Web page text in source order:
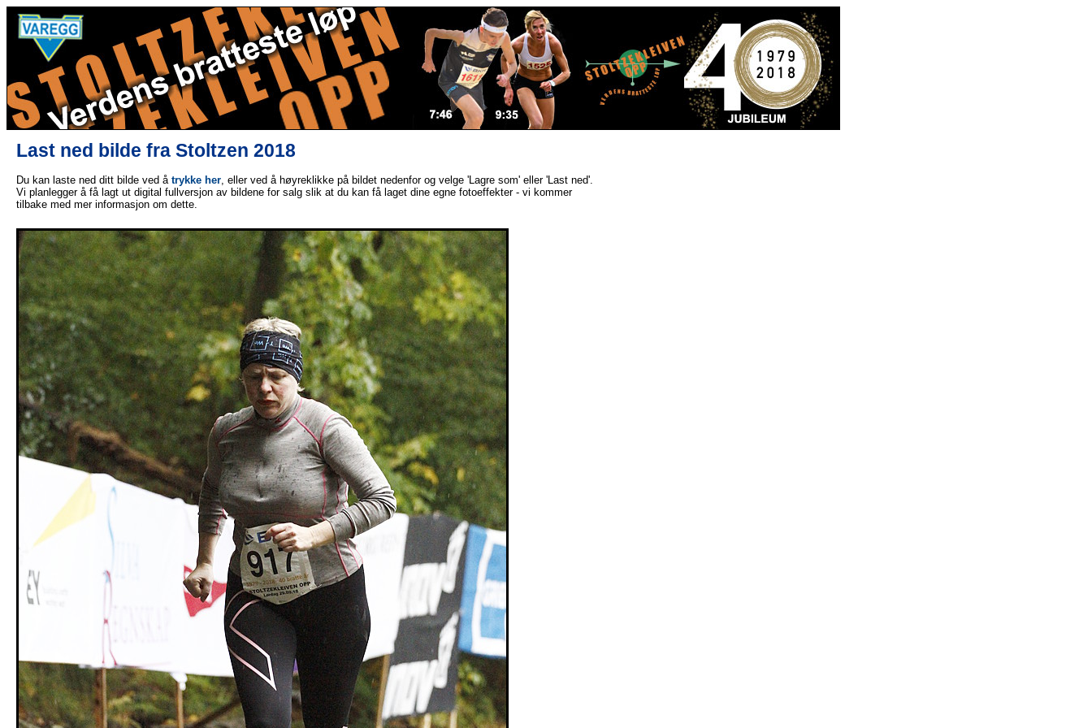
Last ned bilde fra Stoltzen 2018
Du kan laste ned ditt bilde ved å trykke her, eller ved å høyreklikke på bildet nedenfor og velge 'Lagre som' eller 'Last ned'.
Vi planlegger å få lagt ut digital fullversjon av bildene for salg slik at du kan få laget dine egne fotoeffekter - vi kommer
tilbake med mer informasjon om dette.